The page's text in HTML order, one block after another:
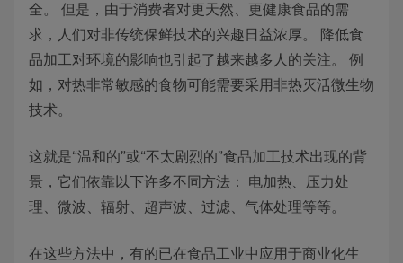
全。 但是，由于消费者对更天然、更健康食品的需
求，人们对非传统保鲜技术的兴趣日益浓厚。 降低食
品加工对环境的影响也引起了越来越多人的关注。 例
如，对热非常敏感的食物可能需要采用非热灭活微生物
技术。
这就是“温和的”或“不太剧烈的”食品加工技术出现的背
景，它们依靠以下许多不同方法： 电加热、压力处
理、微波、辐射、超声波、过滤、气体处理等等。
在这些方法中，有的已在食品工业中应用于商业化生